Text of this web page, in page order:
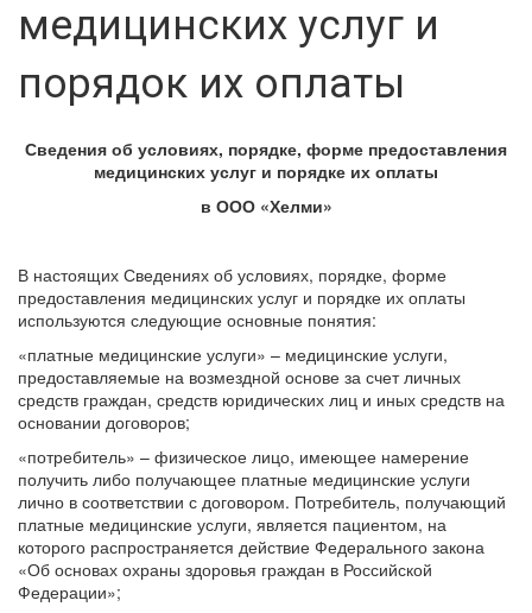
медицинских услуг и
порядок их оплаты
Сведения об условиях, порядке, форме предоставления
медицинских услуг и порядке их оплаты
в ООО «Хелми»
В настоящих Сведениях об условиях, порядке, форме
предоставления медицинских услуг и порядке их оплаты
используются следующие основные понятия:
«платные медицинские услуги» – медицинские услуги,
предоставляемые на возмездной основе за счет личных
средств граждан, средств юридических лиц и иных средств на
основании договоров;
«потребитель» – физическое лицо, имеющее намерение
получить либо получающее платные медицинские услуги
лично в соответствии с договором. Потребитель, получающий
платные медицинские услуги, является пациентом, на
которого распространяется действие Федерального закона
«Об основах охраны здоровья граждан в Российской
Федерации»;